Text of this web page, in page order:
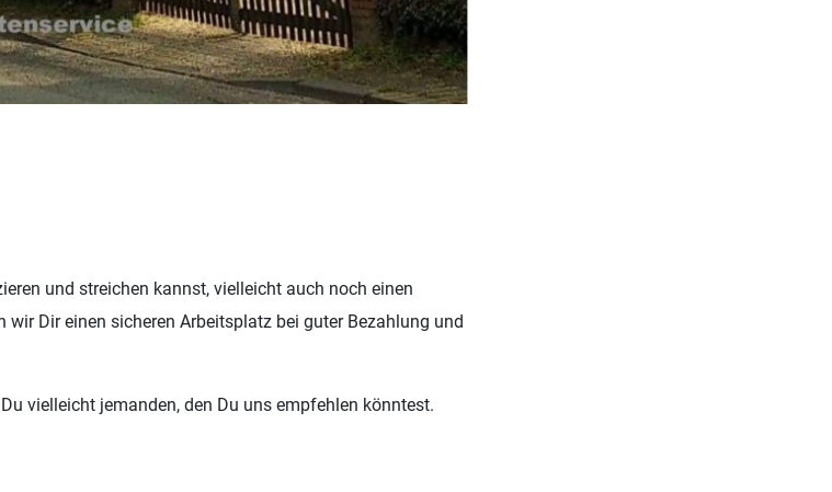
und streichen kannst, vielleicht auch noch einen
Dir einen sicheren Arbeitsplatz bei guter Bezahlung und
vielleicht jemanden, den Du uns empfehlen könntest.